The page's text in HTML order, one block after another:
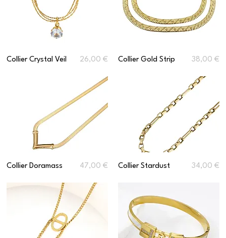
Collier Crystal Veil Prix
26,00 € Collier Gold Strip Prix
38,00 €
Collier Doramass Prix
47,00 € Collier Stardust Prix
34,00 €